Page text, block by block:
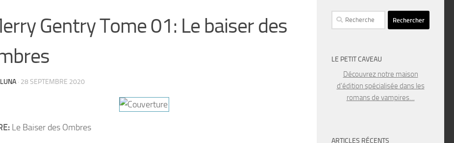
Gentry Tome 01: Le baiser des
LUNA · 28 SEPTEMBRE 2020
Le Baiser des Ombres
Rechercher :
LE PETIT CAVEAU
Découvrez notre maison
d’édition spécialisée dans les
romans de vampires…
ARTICLES RÉCENTS